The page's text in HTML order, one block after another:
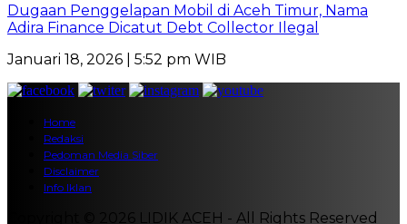
Dugaan Penggelapan Mobil di Aceh Timur, Nama
Adira Finance Dicatut Debt Collector Ilegal
Januari 18, 2026 | 5:52 pm WIB
Home
Redaksi
Pedoman Media Siber
Disclaimer
Info Iklan
Copyright © 2026 LIDIK ACEH - All Rights Reserved